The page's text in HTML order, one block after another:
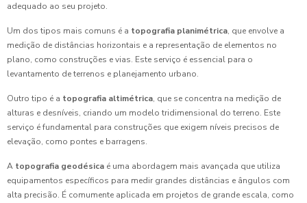
adequado ao seu projeto.
Um dos tipos mais comuns é a topografia planimétrica, que envolve a
medição de distâncias horizontais e a representação de elementos no
plano, como construções e vias. Este serviço é essencial para o
levantamento de terrenos e planejamento urbano.
Outro tipo é a topografia altimétrica, que se concentra na medição de
alturas e desníveis, criando um modelo tridimensional do terreno. Este
serviço é fundamental para construções que exigem níveis precisos de
elevação, como pontes e barragens.
A topografia geodésica é uma abordagem mais avançada que utiliza
equipamentos específicos para medir grandes distâncias e ângulos com
alta precisão. É comumente aplicada em projetos de grande escala, como